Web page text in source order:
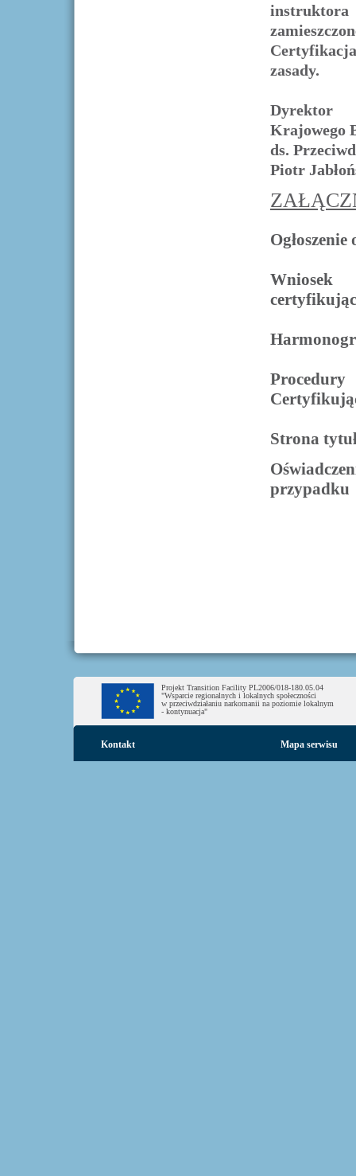
zasady.
Dyrektor
Krajowego
ds.
Piotr
Ogłoszenie
Wniosek
Strona
przypadku
Projekt Transition Facility PL2006/018-180.05.04
"Wsparcie regionalnych i lokalnych społeczności
w przeciwdziałaniu narkomanii na poziomie lokalnym
- kontynuacja"
Kontakt Mapa serwisu